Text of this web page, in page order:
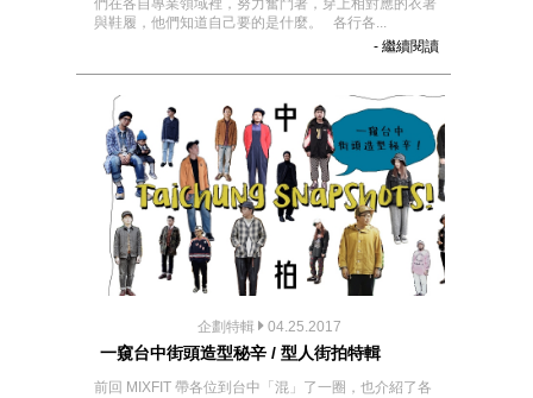
們在各自專業領域裡，努力奮鬥著，穿上相對應的衣著
與鞋履，他們知道自己要的是什麼。 各行各...
- 繼續閱讀
企劃特輯 04.25.2017
一窺台中街頭造型秘辛 / 型人街拍特輯
前回 MIXFIT 帶各位到台中「混」了一圈，也介紹了各